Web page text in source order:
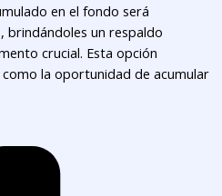
en el fondo será
brindándoles un respaldo
crucial. Esta opción
la oportunidad de acumular